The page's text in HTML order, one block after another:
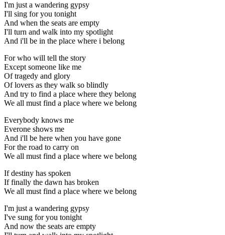
I'm just a wandering gypsy
I'll sing for you tonight
And when the seats are empty
I'll turn and walk into my spotlight
And i'll be in the place where i belong
For who will tell the story
Except someone like me
Of tragedy and glory
Of lovers as they walk so blindly
And try to find a place where they belong
We all must find a place where we belong
Everybody knows me
Everone shows me
And i'll be here when you have gone
For the road to carry on
We all must find a place where we belong
If destiny has spoken
If finally the dawn has broken
We all must find a place where we belong
I'm just a wandering gypsy
I've sung for you tonight
And now the seats are empty